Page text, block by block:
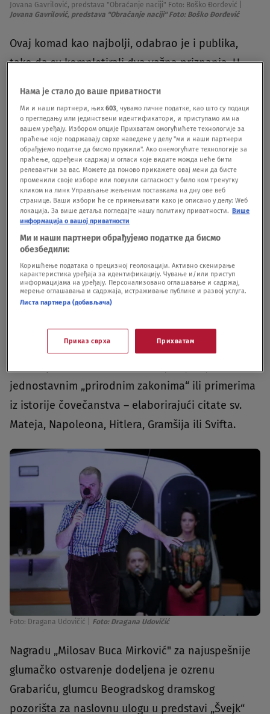
Jovana Gavrilović, predstava "Obraćanje naciji" Foto: Boško Đorđević
Jovana Gavrilović, predstava "Obraćanje naciji" Foto: Boško Đorđević
Ovaj komad kao najbolji, odabrao je i publika,
tako da su kompletirali dva važna priznanja. U
, Gorica Popović, Isidora Minić, Katarina Žutić,
Dejan Dedić , Ivan Mihailović, Ivan Jevtović,
Branislav Zeremski, Aleksandar Srećković i Miona
Marković.
„Obraćanje naciji“ sastoji se iz kratkih monologa
odabranih iz istoimene drame i zbirke „Hodam u
koloni'“ Askanija Čelestinija. To su pričice iz
svakodnevice koje korišćenjem basnolikih
alegorija slikaju kompleksnu mapu neoliberalne
sadašnjosti – konzumerske, netrpeljive,
korumpirane, samožive ali i paralisane, depresivne
i bezidejne. Svi klasni, rasni i politički problemi
jednostavnim „prirodnim zakonima“ ili primerima
iz istorije čovečanstva – elaborirajući citate sv.
Mateja, Napoleona, Hitlera, Gramšija ili Svifta.
Foto: Dragana Udovičić Foto: Dragana Udovičić
Nagradu „Milosav Buca Mirković" za najuspešnije
glumačko ostvarenje dodeljena je ozrenu
Grabariću, glumcu Beogradskog dramskog
pozorišta za naslovnu ulogu u predstavi „Švejk“
Нама је стало до ваше приватности
Ми и наши партнери, њих603, чувамо личне податке, као што су подаци
о прегледању или јединствени идентификатори, и приступамо им на
вашем уређају. Избором опције Прихватам омогућићете технологије за
праћење које подржавају сврхе наведене у делу "ми и наши партнери
обрађујемо податке да бисмо пружили". Ако онемогућите технологије за
праћење, одређени садржај и огласи које видите можда неће бити
релевантни за вас. Можете да поново прикажете овај мени да бисте
променили своје изборе или повукли сагласност у било ком тренутку
кликом на линк Управљање жељеним поставкама на дну ове веб
странице. Ваши избори ће се примењивати како је описано у делу: Wеб
локација. За више детаља погледајте нашу политику приватности. Више
информација о вашој приватности
Ми и наши партнери обрађујемо податке да бисмо
обезбедили:
Коришћење података о прецизној геолокацији. Активно скенирање
карактеристика уређаја за идентификацију. Чување и/или приступ
информацијама на уређају. Персонализовано оглашавање и садржај,
мерење оглашавања и садржаја, истраживање публике и развој услуга.
Листа партнера (добављача)
Приказ сврха Прихватам